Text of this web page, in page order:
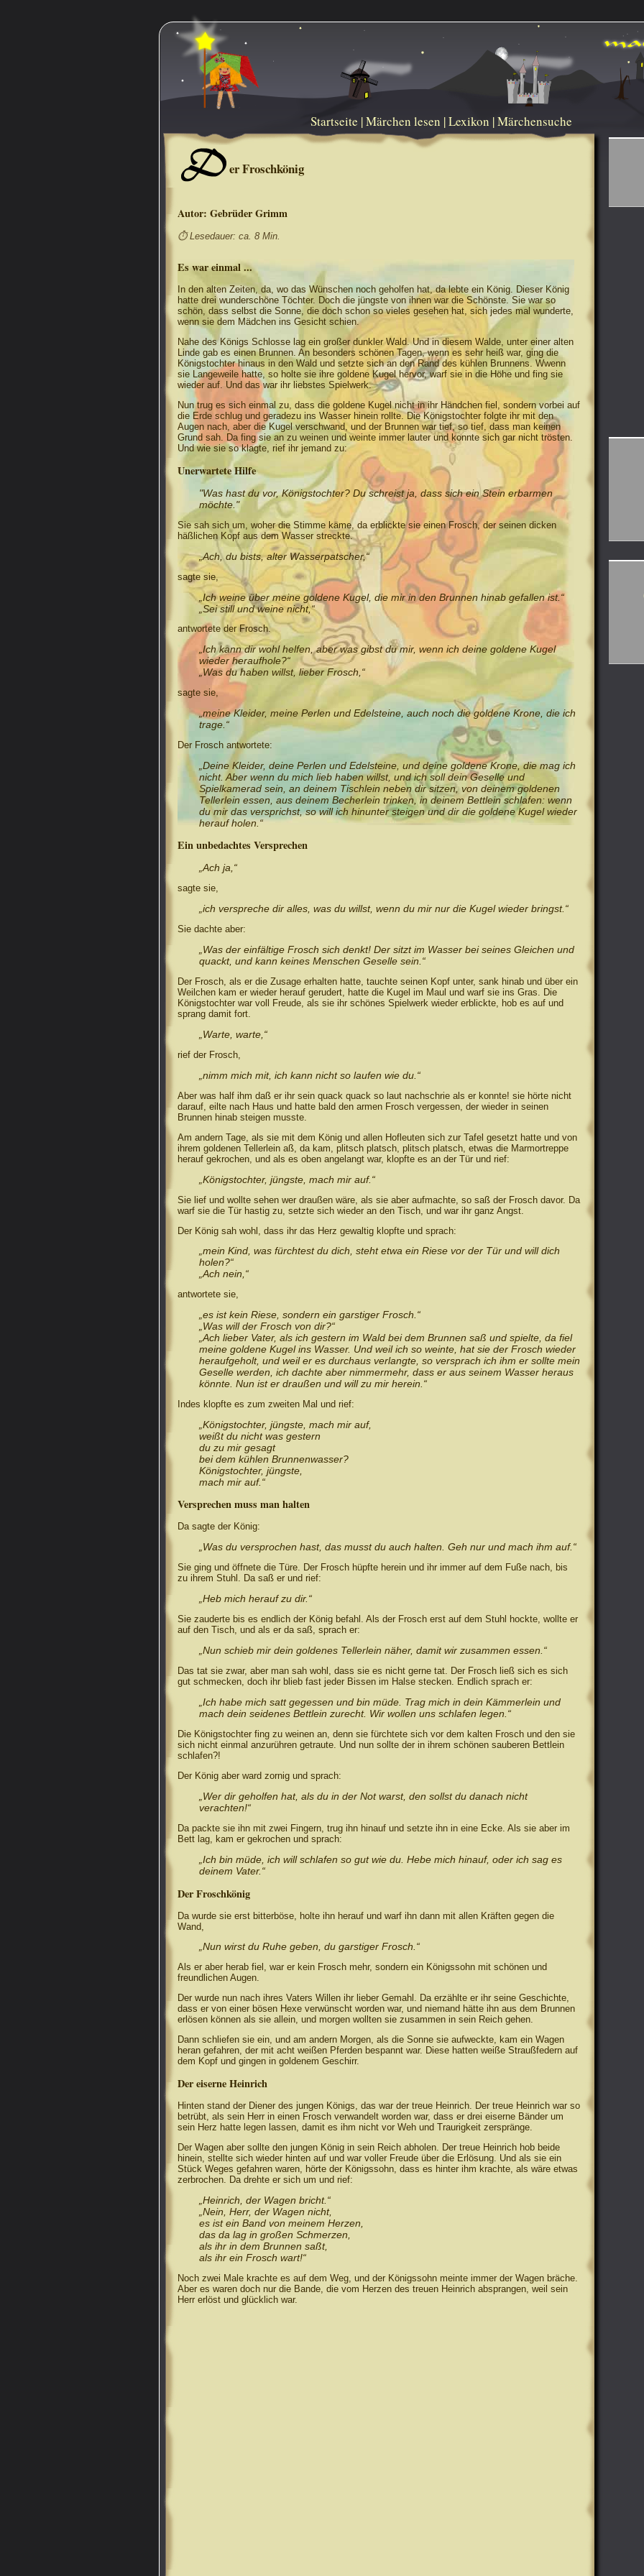
Startseite |Märchen lesen |Lexikon |Märchensuche
er Froschkönig
Autor: Gebrüder Grimm
⏱ Lesedauer: ca. 8 Min.
Es war einmal ...
In den alten Zeiten, da, wo das Wünschen noch geholfen hat, da lebte ein König. Dieser König
hatte drei wunderschöne Töchter. Doch die jüngste von ihnen war die Schönste. Sie war so
schön, dass selbst die Sonne, die doch schon so vieles gesehen hat, sich jedes mal wunderte,
wenn sie dem Mädchen ins Gesicht schien.
Nahe des Königs Schlosse lag ein großer dunkler Wald. Und in diesem Walde, unter einer alten
Linde gab es einen Brunnen. An besonders schönen Tagen, wenn es sehr heiß war, ging die
Königstochter hinaus in den Wald und setzte sich an den Rand des kühlen Brunnens. Wwenn
sie Langeweile hatte, so holte sie ihre goldene Kugel hervor, warf sie in die Höhe und fing sie
wieder auf. Und das war ihr liebstes Spielwerk.
Nun trug es sich einmal zu, dass die goldene Kugel nicht in ihr Händchen fiel, sondern vorbei auf
die Erde schlug und geradezu ins Wasser hinein rollte. Die Königstochter folgte ihr mit den
Augen nach, aber die Kugel verschwand, und der Brunnen war tief, so tief, dass man keinen
Grund sah. Da fing sie an zu weinen und weinte immer lauter und konnte sich gar nicht trösten.
Und wie sie so klagte, rief ihr jemand zu:
Unerwartete Hilfe
"Was hast du vor, Königstochter? Du schreist ja, dass sich ein Stein erbarmen
möchte."
Sie sah sich um, woher die Stimme käme, da erblickte sie einen Frosch, der seinen dicken
häßlichen Kopf aus dem Wasser streckte.
„Ach, du bists, alter Wasserpatscher,“
sagte sie,
„Ich weine über meine goldene Kugel, die mir in den Brunnen hinab gefallen ist.“
„Sei still und weine nicht,“
antwortete der Frosch.
„Ich kann dir wohl helfen, aber was gibst du mir, wenn ich deine goldene Kugel
wieder heraufhole?“
„Was du haben willst, lieber Frosch,“
sagte sie,
„meine Kleider, meine Perlen und Edelsteine, auch noch die goldene Krone, die ich
trage.“
Der Frosch antwortete:
„Deine Kleider, deine Perlen und Edelsteine, und deine goldene Krone, die mag ich
nicht. Aber wenn du mich lieb haben willst, und ich soll dein Geselle und
Spielkamerad sein, an deinem Tischlein neben dir sitzen, von deinem goldenen
Tellerlein essen, aus deinem Becherlein trinken, in deinem Bettlein schlafen: wenn
du mir das versprichst, so will ich hinunter steigen und dir die goldene Kugel wieder
herauf holen.“
Ein unbedachtes Versprechen
„Ach ja,“
sagte sie,
„ich verspreche dir alles, was du willst, wenn du mir nur die Kugel wieder bringst.“
Sie dachte aber:
„Was der einfältige Frosch sich denkt! Der sitzt im Wasser bei seines Gleichen und
quackt, und kann keines Menschen Geselle sein.“
Der Frosch, als er die Zusage erhalten hatte, tauchte seinen Kopf unter, sank hinab und über ein
Weilchen kam er wieder herauf gerudert, hatte die Kugel im Maul und warf sie ins Gras. Die
Königstochter war voll Freude, als sie ihr schönes Spielwerk wieder erblickte, hob es auf und
sprang damit fort.
„Warte, warte,“
rief der Frosch,
„nimm mich mit, ich kann nicht so laufen wie du.“
Aber was half ihm daß er ihr sein quack quack so laut nachschrie als er konnte! sie hörte nicht
darauf, eilte nach Haus und hatte bald den armen Frosch vergessen, der wieder in seinen
Brunnen hinab steigen musste.
Am andern Tage, als sie mit dem König und allen Hofleuten sich zur Tafel gesetzt hatte und von
ihrem goldenen Tellerlein aß, da kam, plitsch platsch, plitsch platsch, etwas die Marmortreppe
herauf gekrochen, und als es oben angelangt war, klopfte es an der Tür und rief:
„Königstochter, jüngste, mach mir auf.“
Sie lief und wollte sehen wer draußen wäre, als sie aber aufmachte, so saß der Frosch davor. Da
warf sie die Tür hastig zu, setzte sich wieder an den Tisch, und war ihr ganz Angst.
Der König sah wohl, dass ihr das Herz gewaltig klopfte und sprach:
„mein Kind, was fürchtest du dich, steht etwa ein Riese vor der Tür und will dich
holen?“
„Ach nein,“
antwortete sie,
„es ist kein Riese, sondern ein garstiger Frosch.“
„Was will der Frosch von dir?“
„Ach lieber Vater, als ich gestern im Wald bei dem Brunnen saß und spielte, da fiel
meine goldene Kugel ins Wasser. Und weil ich so weinte, hat sie der Frosch wieder
heraufgeholt, und weil er es durchaus verlangte, so versprach ich ihm er sollte mein
Geselle werden, ich dachte aber nimmermehr, dass er aus seinem Wasser heraus
könnte. Nun ist er draußen und will zu mir herein.“
Indes klopfte es zum zweiten Mal und rief:
„Königstochter, jüngste, mach mir auf,
weißt du nicht was gestern
du zu mir gesagt
bei dem kühlen Brunnenwasser?
Königstochter, jüngste,
mach mir auf.“
Versprechen muss man halten
Da sagte der König:
„Was du versprochen hast, das musst du auch halten. Geh nur und mach ihm auf.“
Sie ging und öffnete die Türe. Der Frosch hüpfte herein und ihr immer auf dem Fuße nach, bis
zu ihrem Stuhl. Da saß er und rief:
„Heb mich herauf zu dir.“
Sie zauderte bis es endlich der König befahl. Als der Frosch erst auf dem Stuhl hockte, wollte er
auf den Tisch, und als er da saß, sprach er:
„Nun schieb mir dein goldenes Tellerlein näher, damit wir zusammen essen.“
Das tat sie zwar, aber man sah wohl, dass sie es nicht gerne tat. Der Frosch ließ sich es sich
gut schmecken, doch ihr blieb fast jeder Bissen im Halse stecken. Endlich sprach er:
„Ich habe mich satt gegessen und bin müde. Trag mich in dein Kämmerlein und
mach dein seidenes Bettlein zurecht. Wir wollen uns schlafen legen.“
Die Königstochter fing zu weinen an, denn sie fürchtete sich vor dem kalten Frosch und den sie
sich nicht einmal anzurühren getraute. Und nun sollte der in ihrem schönen sauberen Bettlein
schlafen?!
Der König aber ward zornig und sprach:
„Wer dir geholfen hat, als du in der Not warst, den sollst du danach nicht
verachten!“
Da packte sie ihn mit zwei Fingern, trug ihn hinauf und setzte ihn in eine Ecke. Als sie aber im
Bett lag, kam er gekrochen und sprach:
„Ich bin müde, ich will schlafen so gut wie du. Hebe mich hinauf, oder ich sag es
deinem Vater.“
Der Froschkönig
Da wurde sie erst bitterböse, holte ihn herauf und warf ihn dann mit allen Kräften gegen die
Wand,
„Nun wirst du Ruhe geben, du garstiger Frosch.“
Als er aber herab fiel, war er kein Frosch mehr, sondern ein Königssohn mit schönen und
freundlichen Augen.
Der wurde nun nach ihres Vaters Willen ihr lieber Gemahl. Da erzählte er ihr seine Geschichte,
dass er von einer bösen Hexe verwünscht worden war, und niemand hätte ihn aus dem Brunnen
erlösen können als sie allein, und morgen wollten sie zusammen in sein Reich gehen.
Dann schliefen sie ein, und am andern Morgen, als die Sonne sie aufweckte, kam ein Wagen
heran gefahren, der mit acht weißen Pferden bespannt war. Diese hatten weiße Straußfedern auf
dem Kopf und gingen in goldenem Geschirr.
Der eiserne Heinrich
Hinten stand der Diener des jungen Königs, das war der treue Heinrich. Der treue Heinrich war so
betrübt, als sein Herr in einen Frosch verwandelt worden war, dass er drei eiserne Bänder um
sein Herz hatte legen lassen, damit es ihm nicht vor Weh und Traurigkeit zerspränge.
Der Wagen aber sollte den jungen König in sein Reich abholen. Der treue Heinrich hob beide
hinein, stellte sich wieder hinten auf und war voller Freude über die Erlösung. Und als sie ein
Stück Weges gefahren waren, hörte der Königssohn, dass es hinter ihm krachte, als wäre etwas
zerbrochen. Da drehte er sich um und rief:
„Heinrich, der Wagen bricht.“
„Nein, Herr, der Wagen nicht,
es ist ein Band von meinem Herzen,
das da lag in großen Schmerzen,
als ihr in dem Brunnen saßt,
als ihr ein Frosch wart!“
Noch zwei Male krachte es auf dem Weg, und der Königssohn meinte immer der Wagen bräche.
Aber es waren doch nur die Bande, die vom Herzen des treuen Heinrich absprangen, weil sein
Herr erlöst und glücklich war.